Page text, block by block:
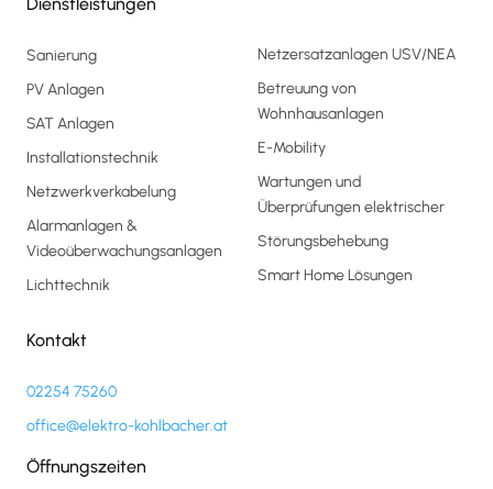
Sanierung
PV Anlagen
SAT Anlagen
Installationstechnik
Netzwerkverkabelung
Alarmanlagen &
Videoüberwachungsanlagen
Lichttechnik
Netzersatzanlagen USV/NEA
Betreuung von
Wohnhausanlagen
E-Mobility
Wartungen und
Überprüfungen elektrischer
Störungsbehebung
Smart Home Lösungen
Kontakt
02254 75260
office@elektro-kohlbacher.at
Öffnungszeiten